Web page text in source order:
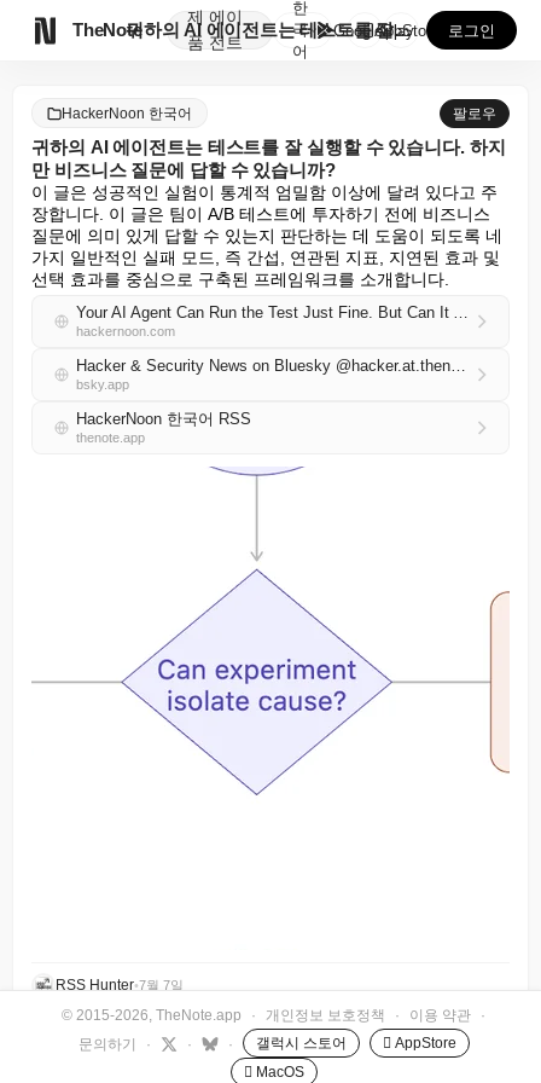
TheNote
제
품
에이
전트
귀하의 AI 에이전트는 테스트를 잘 실행할 수 있습니다...
한
국
어
GooglePlay
AppStore 로그인
HackerNoon 한국어 팔로우
귀하의 AI 에이전트는 테스트를 잘 실행할 수 있습니다. 하지
만 비즈니스 질문에 답할 수 있습니까?
이 글은 성공적인 실험이 통계적 엄밀함 이상에 달려 있다고 주
장합니다. 이 글은 팀이 A/B 테스트에 투자하기 전에 비즈니스
질문에 의미 있게 답할 수 있는지 판단하는 데 도움이 되도록 네
가지 일반적인 실패 모드, 즉 간섭, 연관된 지표, 지연된 효과 및
선택 효과를 중심으로 구축된 프레임워크를 소개합니다.
Your AI Agent Can Run the Test Just Fine. But Can It Answer the Business Question?
hackernoon.com
Hacker & Security News on Bluesky @hacker.at.thenote.app
bsky.app
HackerNoon 한국어 RSS
thenote.app
RSS Hunter•7월 7일
© 2015-2026, TheNote.app · 개인정보 보호정책 · 이용 약관
·
문의하기
· · · 갤럭시 스토어
 AppStore
 MacOS